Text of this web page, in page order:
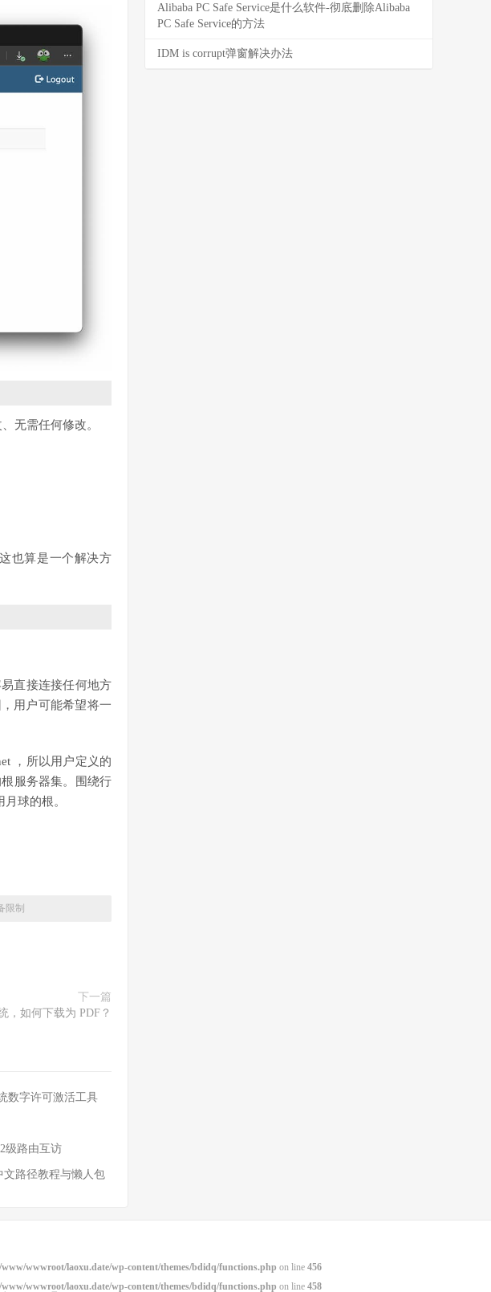
无需任何修改。
也算是一个解决方
直接连接任何地方
用户可能希望将一
，所以用户定义的
服务器集。围绕行
球的根。
限制
下一篇
，如何下载为 PDF？
数字许可激活工具
级路由互访
文路径教程与懒人包
Alibaba PC Safe Service是什么软件-彻底删除Alibaba
PC Safe Service的方法
IDM is corrupt弹窗解决办法
/www/wwwroot/laoxu.date/wp-content/themes/bdidq/functions.php on line 456
/www/wwwroot/laoxu.date/wp-content/themes/bdidq/functions.php on line 458